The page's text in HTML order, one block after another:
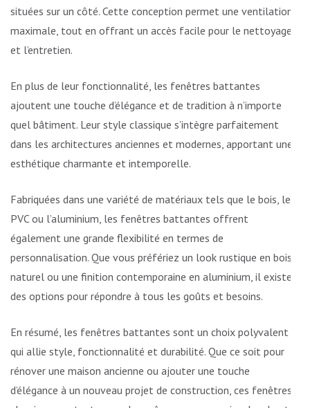
situées sur un côté. Cette conception permet une ventilation
maximale, tout en offrant un accès facile pour le nettoyage
et l’entretien.
En plus de leur fonctionnalité, les fenêtres battantes
ajoutent une touche d’élégance et de tradition à n’importe
quel bâtiment. Leur style classique s’intègre parfaitement
dans les architectures anciennes et modernes, apportant une
esthétique charmante et intemporelle.
Fabriquées dans une variété de matériaux tels que le bois, le
PVC ou l’aluminium, les fenêtres battantes offrent
également une grande flexibilité en termes de
personnalisation. Que vous préfériez un look rustique en bois
naturel ou une finition contemporaine en aluminium, il existe
des options pour répondre à tous les goûts et besoins.
En résumé, les fenêtres battantes sont un choix polyvalent
qui allie style, fonctionnalité et durabilité. Que ce soit pour
rénover une maison ancienne ou ajouter une touche
d’élégance à un nouveau projet de construction, ces fenêtres